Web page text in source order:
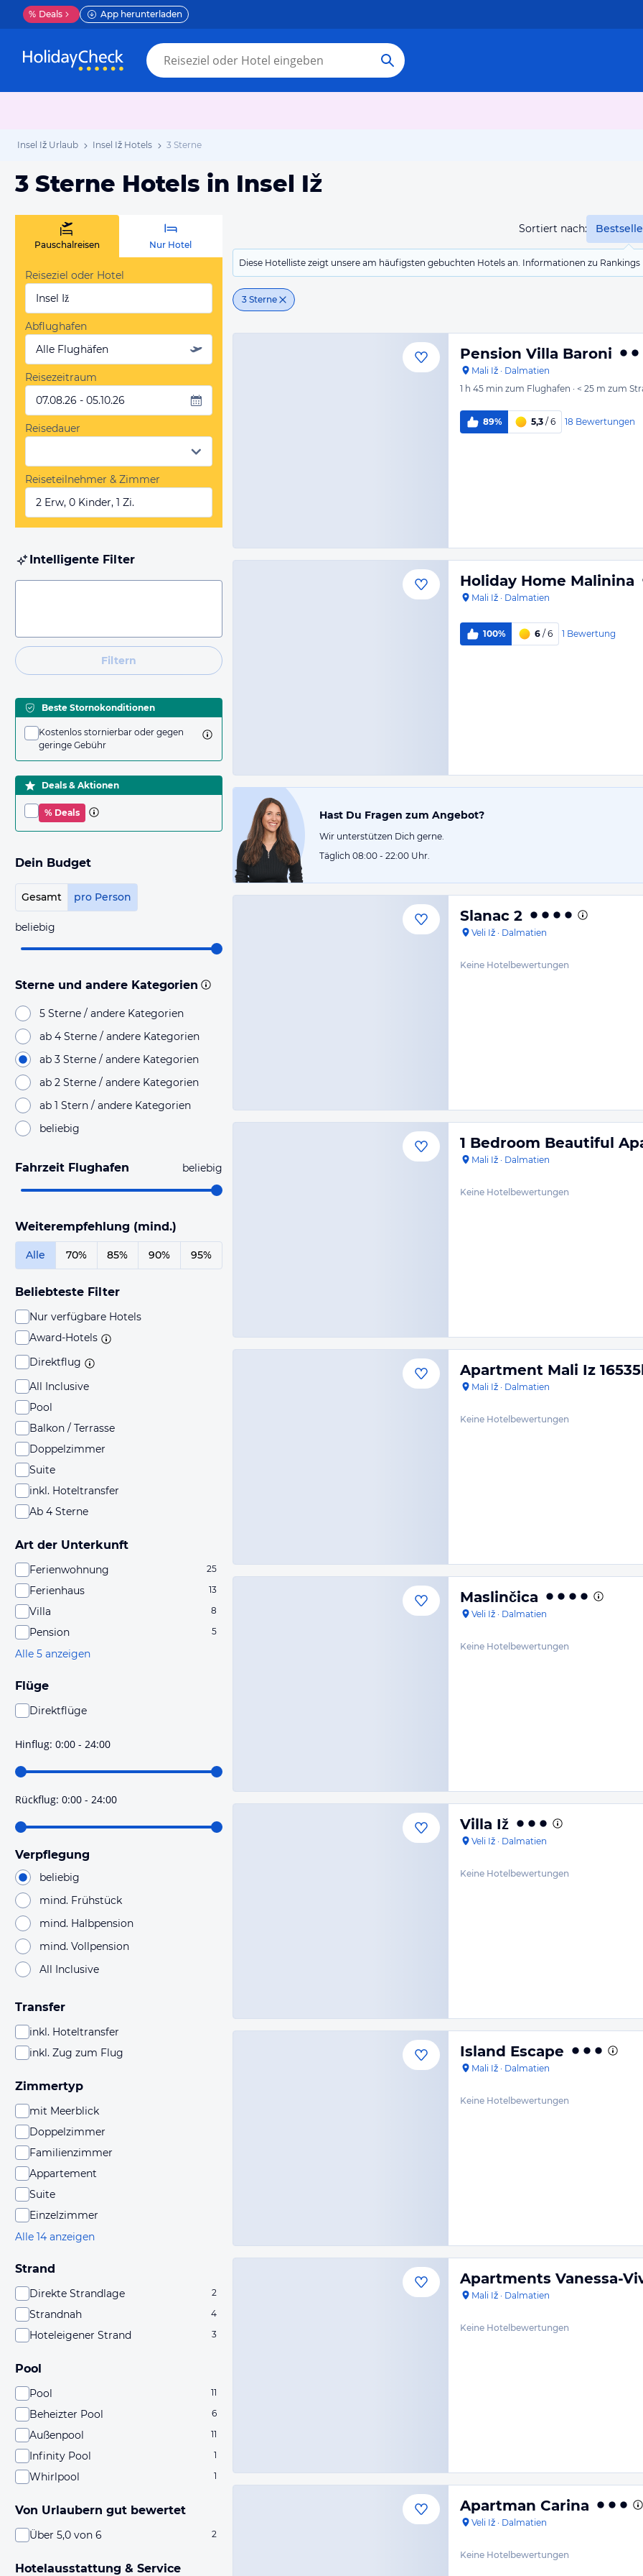
% Deals App herunterladen
Insel Iž Urlaub Insel Iž Hotels 3 Sterne
3 Sterne Hotels in Insel Iž
Sortiert nach:
Diese Hotelliste zeigt unsere am häufigsten gebuchten Hotels an. Informationen zu
3 Sterne
Pauschalreisen Nur Hotel
Reiseziel oder Hotel
Insel Iž
Abflughafen
Alle Flughäfen
Reisezeitraum
07.08.26 - 05.10.26
Reisedauer
Reiseteilnehmer & Zimmer
2 Erw, 0 Kinder, 1 Zi.
Intelligente Filter
Filtern
Beste Stornokonditionen
Kostenlos stornierbar oder gegen
geringe Gebühr
Deals & Aktionen
% Deals
Dein Budget
Gesamt pro Person
beliebig
Sterne und andere Kategorien
5 Sterne / andere Kategorien
ab 4 Sterne / andere Kategorien
ab 3 Sterne / andere Kategorien
ab 2 Sterne / andere Kategorien
ab 1 Stern / andere Kategorien
beliebig
Fahrzeit Flughafen beliebig
Weiterempfehlung (mind.)
Alle 70% 85% 90% 95%
Beliebteste Filter
Nur verfügbare Hotels
Award-Hotels
Direktflug
All Inclusive
Pool
Balkon / Terrasse
Doppelzimmer
Suite
inkl. Hoteltransfer
Ab 4 Sterne
Art der Unterkunft
Ferienwohnung 25
Ferienhaus 13
Villa 8
Pension 5
Alle 5 anzeigen
Flüge
Direktflüge
hoher Wahrscheinlichkeit Direktflüge sind. Bitte
prüfe vor der Buchung noch einmal die Flugdetails.
Hinflug: 0:00 - 24:00
Rückflug: 0:00 - 24:00
Verpflegung
beliebig
mind. Frühstück
mind. Halbpension
mind. Vollpension
All Inclusive
Transfer
inkl. Hoteltransfer
inkl. Zug zum Flug
Zimmertyp
mit Meerblick
Doppelzimmer
Familienzimmer
Appartement
Suite
Einzelzimmer
Alle 14 anzeigen
Strand
Direkte Strandlage 2
Strandnah 4
Hoteleigener Strand 3
Pool
Pool 11
Beheizter Pool 6
Außenpool 11
Infinity Pool 1
Whirlpool 1
Von Urlaubern gut bewertet
Über 5,0 von 6 2
Hotelausstattung & Service
Pension Villa Baroni
Mali Iž · Dalmatien
1 h 45 min zum Flughafen · < 25 m zum
89% 5,3 / 6 18 Bewertungen
Holiday Home Malinina
Mali Iž · Dalmatien
100% 6 / 6 1 Bewertung
Hast Du Fragen zum Angebot?
Wir unterstützen Dich gerne.
Täglich 08:00 - 22:00 Uhr.
Slanac 2
Veli Iž · Dalmatien
Keine Hotelbewertungen
1 Bedroom Beautiful
Mali Iž · Dalmatien
Keine Hotelbewertungen
Apartment Mali Iz
Mali Iž · Dalmatien
Keine Hotelbewertungen
Maslinčica
Veli Iž · Dalmatien
Keine Hotelbewertungen
Villa Iž
Veli Iž · Dalmatien
Keine Hotelbewertungen
Island Escape
Mali Iž · Dalmatien
Keine Hotelbewertungen
Apartments Vanessa-
Mali Iž · Dalmatien
Keine Hotelbewertungen
Apartman Carina
Veli Iž · Dalmatien
Keine Hotelbewertungen